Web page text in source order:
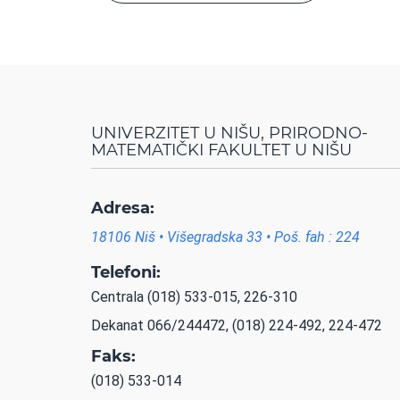
UNIVERZITET U NIŠU, PRIRODNO-
MATEMATIČKI FAKULTET U NIŠU
Adresa:
18106 Niš • Višegradska 33 • Poš. fah : 224
Telefoni:
Centrala (018) 533-015, 226-310
Dekanat 066/244472, (018) 224-492, 224-472
Faks:
(018) 533-014